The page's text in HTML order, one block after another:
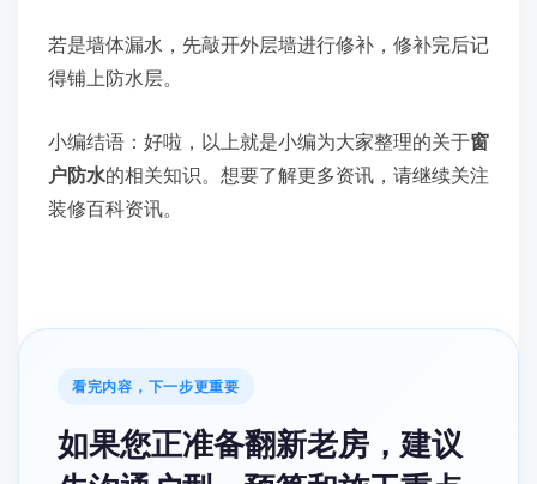
若是墙体漏水，先敲开外层墙进行修补，修补完后记
得铺上防水层。
小编结语：好啦，以上就是小编为大家整理的关于窗
户防水的相关知识。想要了解更多资讯，请继续关注
装修百科资讯。
看完内容，下一步更重要
如果您正准备翻新老房，建议